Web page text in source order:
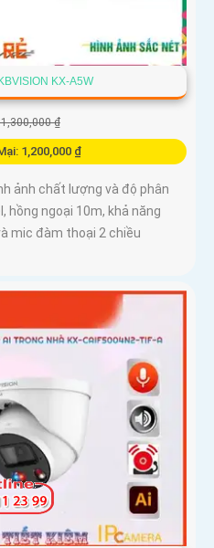
KX-A5W
₫
1,200,000 ₫
ảnh chất lượng và độ phân
hồng ngoại 10m, khả năng
mic đàm thoại 2 chiều